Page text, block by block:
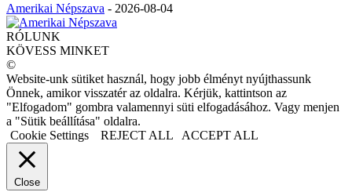
Amerikai Népszava - 2026-08-04
RÓLUNK
KÖVESS MINKET
©
Website-unk sütiket használ, hogy jobb élményt nyújthassunk
Önnek, amikor visszatér az oldalra. Kérjük, kattintson az
"Elfogadom" gombra valamennyi süti elfogadásához. Vagy menjen
a "Sütik beállítása" oldalra.
Cookie Settings
REJECT ALL ACCEPT ALL
Close